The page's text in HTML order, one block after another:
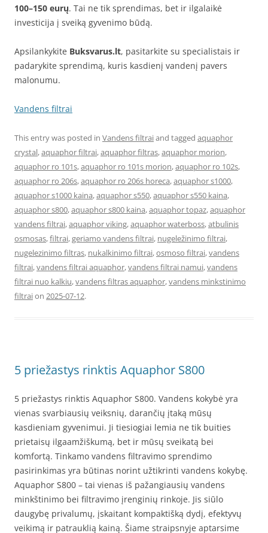
100–150 eurų. Tai ne tik sprendimas, bet ir ilgalaikė
investicija į sveiką gyvenimo būdą.
Apsilankykite Buksvarus.lt, pasitarkite su specialistais ir
padarykite sprendimą, kuris kasdienį vandenį pavers
malonumu.
Vandens filtrai
This entry was posted in Vandens filtraiand tagged aquaphor
crystal,aquaphor filtrai,aquaphor filtras,aquaphor morion,
aquaphor ro 101s,aquaphor ro 101s morion,aquaphor ro 102s,
aquaphor ro 206s,aquaphor ro 206s horeca,aquaphor s1000,
aquaphor s1000 kaina,aquaphor s550,aquaphor s550 kaina,
aquaphor s800,aquaphor s800 kaina,aquaphor topaz,aquaphor
vandens filtrai,aquaphor viking,aquaphor waterboss,atbulinis
osmosas,filtrai,geriamo vandens filtrai, nugeležinimo filtrai,
nugelezinimo filtras, nukalkinimo filtrai,osmoso filtrai,vandens
filtrai,vandens filtrai aquaphor,vandens filtrai namui,vandens
filtrai nuo kalkiu,vandens filtras aquaphor,vandens minkstinimo
filtraion 2025-07-12.
5 priežastys rinktis Aquaphor S800
5 priežastys rinktis Aquaphor S800. Vandens kokybė yra
vienas svarbiausių veiksnių, darančių įtaką mūsų
kasdieniam gyvenimui. Ji tiesiogiai lemia ne tik buities
prietaisų ilgaamžiškumą, bet ir mūsų sveikatą bei
komfortą. Tinkamo vandens filtravimo sprendimo
pasirinkimas yra būtinas norint užtikrinti vandens kokybę.
Aquaphor S800 – tai vienas iš pažangiausių vandens
minkštinimo bei filtravimo įrenginių rinkoje. Jis siūlo
daugybę privalumų, įskaitant kompaktišką dydį, efektyvų
veikimą ir patrauklią kainą. Šiame straipsnyje aptarsime